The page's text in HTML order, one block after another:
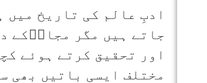
ادبِ عالم کی تاریخ میں
جاتے ہیں مگر مجازؔکے
اور تحقیق کرتے ہوئے
مختلف ایسی باتیں بھی